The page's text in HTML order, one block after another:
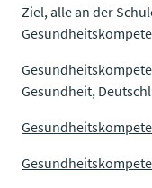
Ziel, alle an der
Gesundheit,